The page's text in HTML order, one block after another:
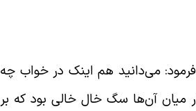
می‌دانید هم اینک در خواب چه
میان آن‌ها سگ خال خالی بود که بر